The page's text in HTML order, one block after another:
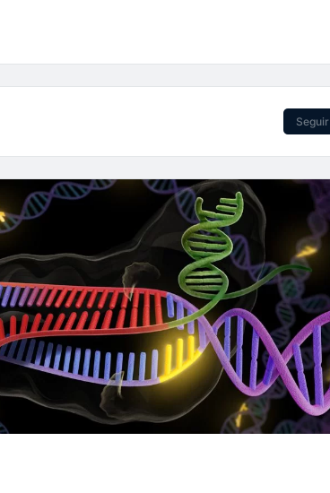
Seguir